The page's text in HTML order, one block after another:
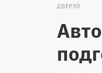
ДВЕРЕЙ